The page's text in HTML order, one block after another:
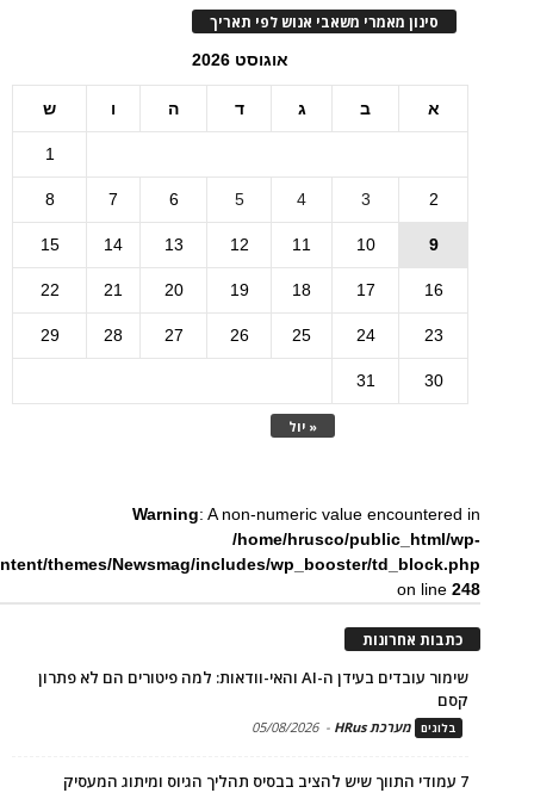
סינון מאמרי משאבי אנוש לפי תאריך
אוגוסט 2026
א ב ג ד ה ו ש
« יול
1
2
3
4
5
6
7
8
9
10
11
12
13
14
15
16
17
18
19
20
21
22
23
24
25
26
27
28
29
30
31
Warning: A non-numeric value encountered in
/home/hrusco/public_html/wp-
themes/Newsmag/includes/wp_booster/td_block.php
on line248
כתבות אחרונות
שימור עובדים בעידן ה-AI והאי-וודאות: למה פיטורים הם לא פתרון
קסם
בלוגים מערכת HRus -
05/08/2026
7 עמודי התווך שיש להציב בבסיס תהליך הגיוס ומיתוג המעסיק